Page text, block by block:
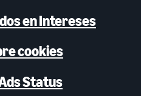
en Intereses
cookies
Status